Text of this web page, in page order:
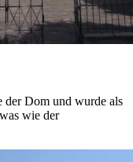
Dom und wurde als
wie der